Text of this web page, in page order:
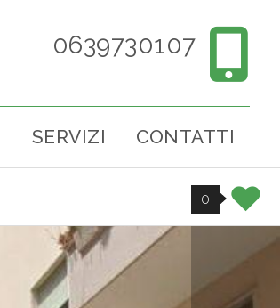
0639730107
SERVIZI CONTATTI
0